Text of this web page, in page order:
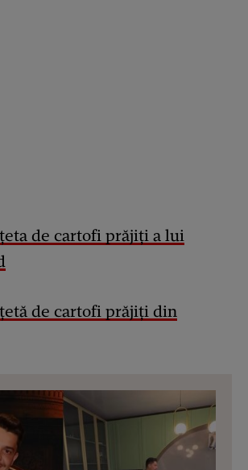
de cartofi prăjiți a lui
de cartofi prăjiți din